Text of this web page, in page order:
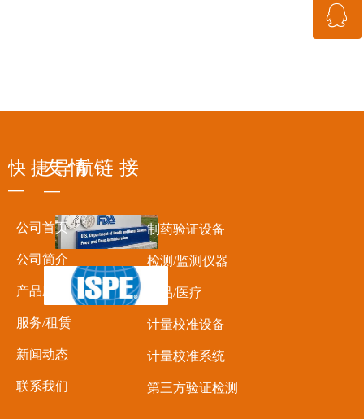
快 捷 导 航
—
制药验证设备
检测/监测仪器
食品/医疗
计量校准设备
计量校准系统
第三方验证检测
公司首页
公司简介
产品应用
服务/租赁
新闻动态
联系我们
友 情 链 接
—
18717956695
ꁗ